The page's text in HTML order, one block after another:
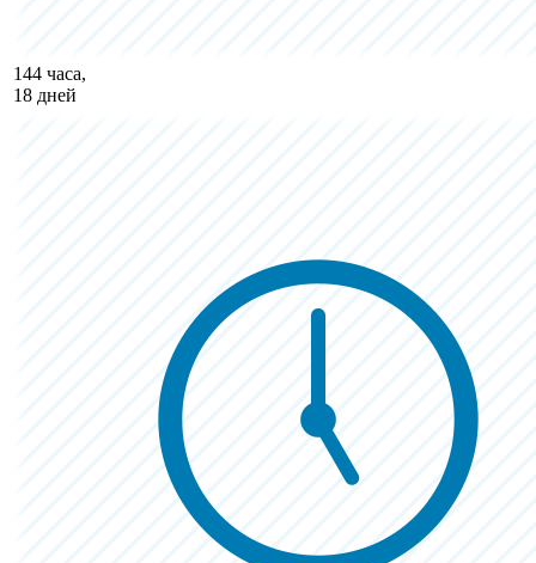
144 часа,
18 дней